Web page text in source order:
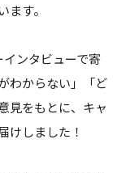
す。
ンタビューで寄
わからない」「ど
見をもとに、キャ
けしました！